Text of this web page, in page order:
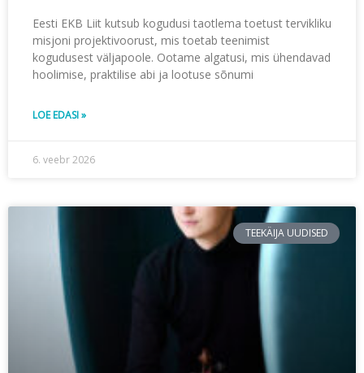
Eesti EKB Liit kutsub kogudusi taotlema toetust tervikliku
misjoni projektivoorust, mis toetab teenimist
kogudusest väljapoole. Ootame algatusi, mis ühendavad
hoolimise, praktilise abi ja lootuse sõnumi
LOE EDASI »
6. veebr 2026
TEEKÄIJA UUDISED